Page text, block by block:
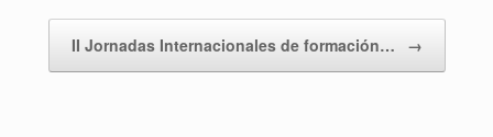
II Jornadas Internacionales de formación… →